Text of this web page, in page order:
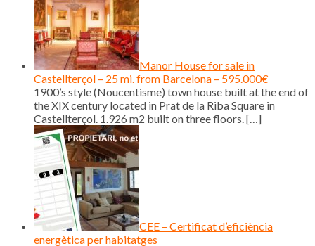
Manor House for sale in
Castellterçol – 25 mi. from Barcelona – 595.000€
1900’s style (Noucentisme) town house built at the end of
the XIX century located in Prat de la Riba Square in
Castellterçol. 1.926 m2 built on three floors.[…]
CEE – Certificat d’eficiència
energètica per habitatges